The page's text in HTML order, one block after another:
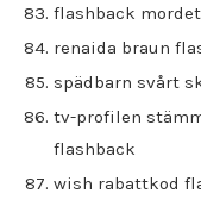
flashback
renaida braun
spädbarn svårt
tv-profilen
flashback
wish rabattkod